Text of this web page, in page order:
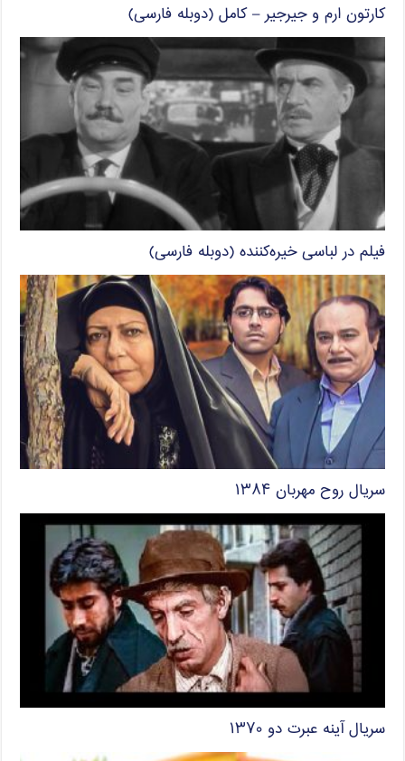
کارتون ارم و جیرجیر – کامل (دوبله فارسی)
فیلم در لباسی خیره‌کننده (دوبله فارسی)
سریال روح مهربان ۱۳۸۴
سریال آینه عبرت دو ۱۳۷۰